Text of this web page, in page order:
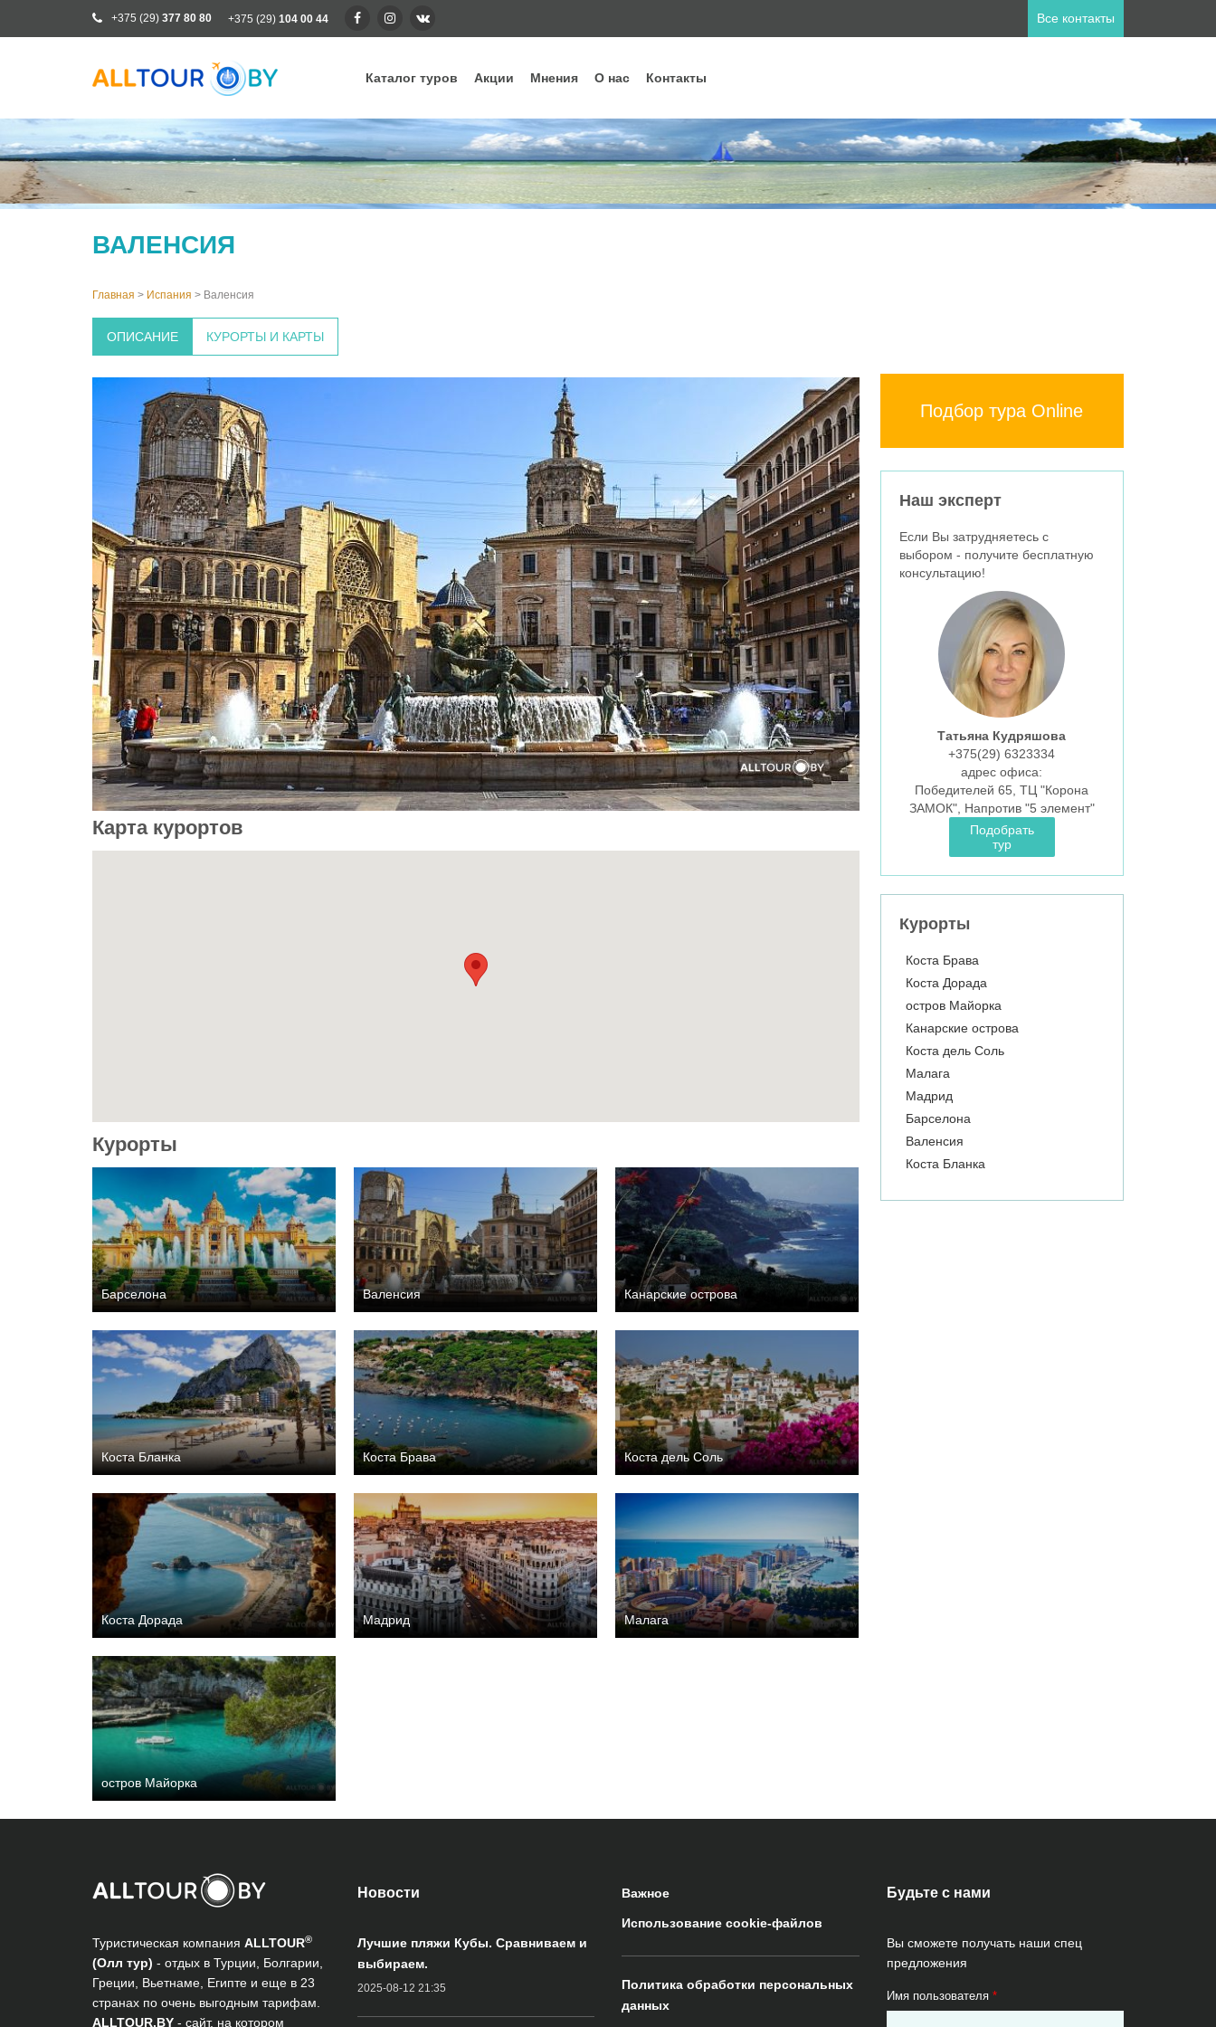
+375 (29) 377 80 80 +375 (29) 104 00 44 Все контакты
Каталог туров
Раннее бронирование
Отдых с детьми
Наши основные направления и страны
Вьетнам Грузия Египет
Индонезия
Испания Италия
Катар
Акции Мнения О нас Контакты
ВАЛЕНСИЯ
Главная > Испания > Валенсия
ОПИСАНИЕ КУРОРТЫ И КАРТЫ
Карта курортов
Курорты
Барселона Валенсия Канарские острова
Коста Бланка Коста Брава Коста дель Соль
Коста Дорада Мадрид Малага
остров Майорка
Подбор тура Online
Наш эксперт
Если Вы затрудняетесь с
выбором - получите бесплатную
консультацию!
Татьяна Кудряшова
+375(29)6323334
aдрес офиса:
Победителей 65, ТЦ "Корона
ЗАМОК", Напротив "5 элемент"
Подобрать
тур
Курорты
Коста Брава
Коста Дорада
остров Майорка
Канарские острова
Коста дель Соль
Малага
Мадрид
Барселона
Валенсия
Коста Бланка
Туристическая компания ALLTOUR®
(Олл тур) - отдых в Турции, Болгарии,
Греции, Вьетнаме, Египте и еще в 23
странах по очень выгодным тарифам.
ALLTOUR.BY - сайт, на котором
Новости
Лучшие пляжи Кубы. Сравниваем и
выбираем.
2025-08-12 21:35
Важное
Использование cookie-файлов
Политика обработки персональных
данных
Будьте с нами
Вы сможете получать наши спец
предложения
Имя пользователя *